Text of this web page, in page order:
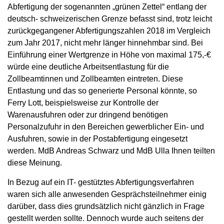
Abfertigung der sogenannten „grünen Zettel“ entlang der
deutsch- schweizerischen Grenze befasst sind, trotz leicht
zurückgegangener Abfertigungszahlen 2018 im Vergleich
zum Jahr 2017, nicht mehr länger hinnehmbar sind. Bei
Einführung einer Wertgrenze in Höhe von maximal 175,-€
würde eine deutliche Arbeitsentlastung für die
Zollbeamtinnen und Zollbeamten eintreten. Diese
Entlastung und das so generierte Personal könnte, so
Ferry Lott, beispielsweise zur Kontrolle der
Warenausfuhren oder zur dringend benötigen
Personalzufuhr in den Bereichen gewerblicher Ein- und
Ausfuhren, sowie in der Postabfertigung eingesetzt
werden. MdB Andreas Schwarz und MdB Ulla Ihnen teilten
diese Meinung.
In Bezug auf ein IT- gestütztes Abfertigungsverfahren
waren sich alle anwesenden Gesprächsteilnehmer einig
darüber, dass dies grundsätzlich nicht gänzlich in Frage
gestellt werden sollte. Dennoch wurde auch seitens der